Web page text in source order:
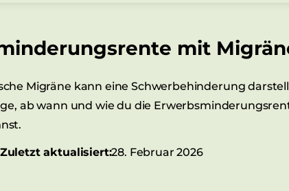
mit
Migräne kann eine Schwerbehinderung
ab wann und wie du die
Zuletzt aktualisiert:28. Februar 2026